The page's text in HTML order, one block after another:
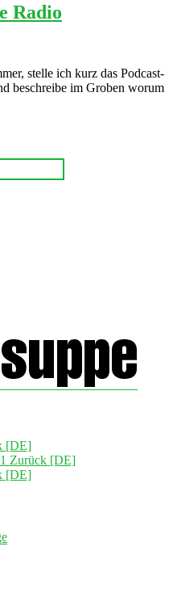
Radio
stelle ich kurz das Podcast-
beschreibe im Groben worum
[DE]
Zurück [DE]
[DE]